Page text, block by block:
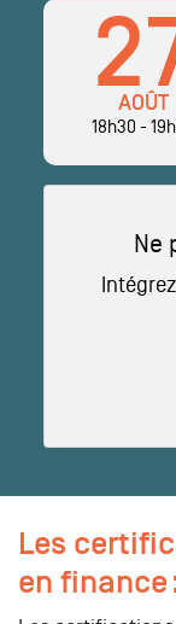
AOÛT
18h30 -
Ne
Les
en finance